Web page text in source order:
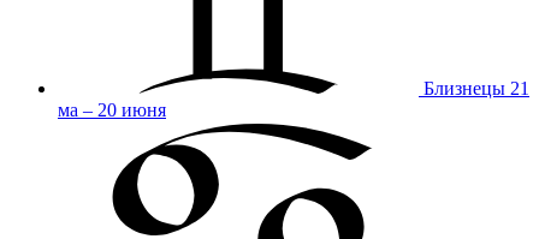
Близнецы 21
ма – 20 июня